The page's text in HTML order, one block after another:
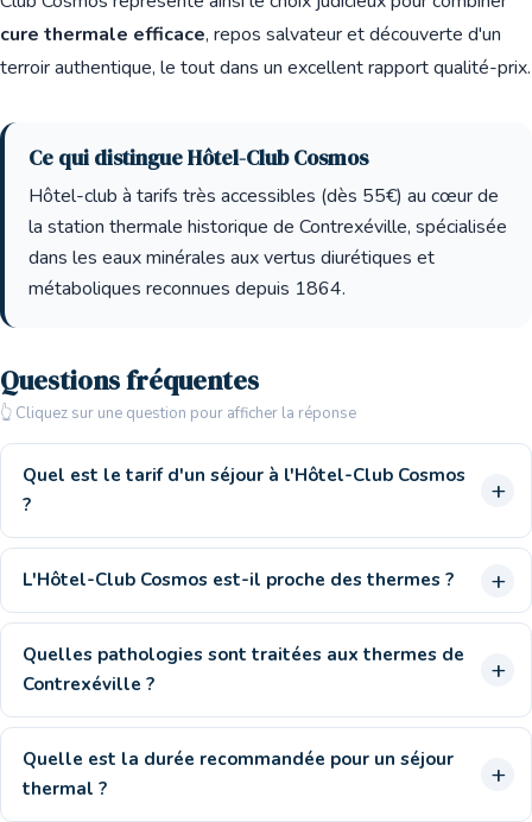
cure thermale efficace, repos salvateur et découverte d'un
terroir authentique, le tout dans un excellent rapport qualité-prix.
Ce qui distingue Hôtel-Club Cosmos
Hôtel-club à tarifs très accessibles (dès 55€) au cœur de
la station thermale historique de Contrexéville, spécialisée
dans les eaux minérales aux vertus diurétiques et
métaboliques reconnues depuis 1864.
Questions fréquentes
👆 Cliquez sur une question pour afficher la réponse
Quel est le tarif d'un séjour à l'Hôtel-Club Cosmos
?
L'Hôtel-Club Cosmos est-il proche des thermes ?
Quelles pathologies sont traitées aux thermes de
Contrexéville ?
Quelle est la durée recommandée pour un séjour
thermal ?